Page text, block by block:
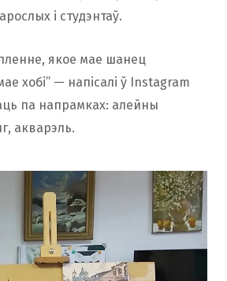
і студэнтаў.
якое мае шанец
хобі” — напісалі ў Instagram
па напрамках: алейны
акварэль.